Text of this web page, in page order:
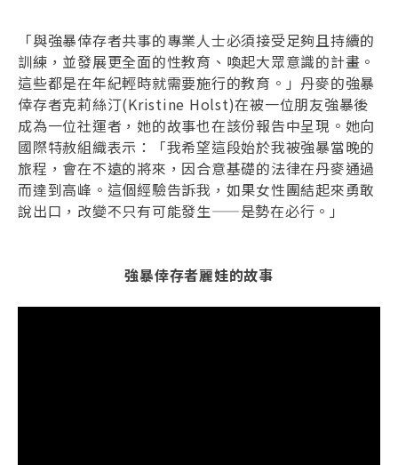
「與強暴倖存者共事的專業人士必須接受足夠且持續的
訓練，並發展更全面的性教育、喚起大眾意識的計畫。
這些都是在年紀輕時就需要施行的教育。」丹麥的強暴
倖存者克莉絲汀(Kristine Holst)在被一位朋友強暴後
成為一位社運者，她的故事也在該份報告中呈現。她向
國際特赦組織表示：「我希望這段始於我被強暴當晚的
旅程，會在不遠的將來，因合意基礎的法律在丹麥通過
而達到高峰。這個經驗告訴我，如果女性團結起來勇敢
說出口，改變不只有可能發生——是勢在必行。」
強暴倖存者麗娃的故事